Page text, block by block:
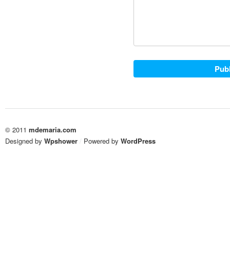
© 2011 mdemaria.com
Designed by Wpshower / Powered by WordPress